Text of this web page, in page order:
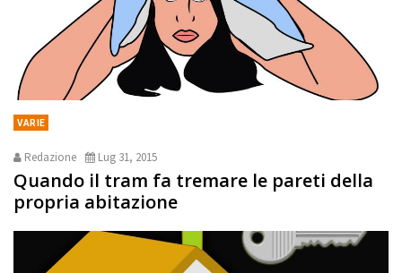
VARIE
Redazione Lug 31, 2015
Quando il tram fa tremare le pareti della
propria abitazione